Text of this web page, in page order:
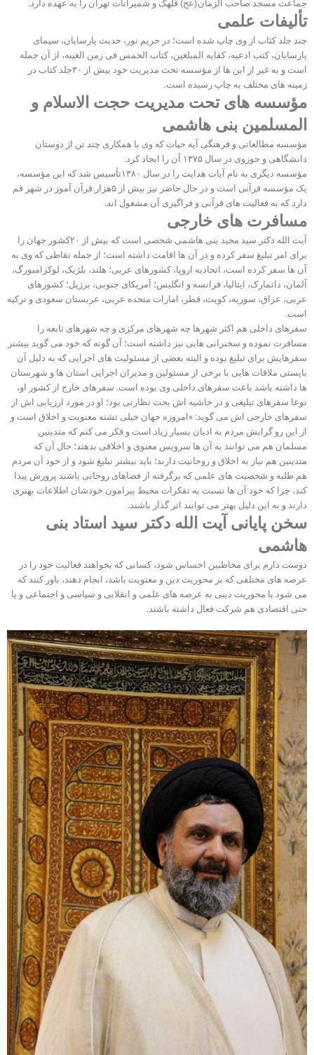
جماعت مسجد صاحب الزمان(عج) قلهک و شمیرانات تهران را به عهده دارد.
تألیفات علمی
چند جلد کتاب از وی چاپ شده است؛ در حریم نور، حدیث پارسایان، سیمای
پارسایان، کتب ادعیه، کفایه المبلغین، کتاب الخمس فی زمن الغیبه، از آن جمله
است و به غیر از این ها از مؤسسه تحت مدیریت خود بیش از ۳۰جلد کتاب در
زمینه های مختلف به چاپ رسیده است.
مؤسسه های تحت مدیریت حجت الاسلام و
المسلمین بنی هاشمی
مؤسسه مطالعاتی و فرهنگی آیه حیات که وی با همکاری چند تن از دوستان
دانشگاهی و حوزوی در سال ۱۳۷۵ آن را ایجاد کرد.
مؤسسه دیگری به نام آیات هدایت را در سال ۱۳۸۰تأسیس شد که این مؤسسه،
یک مؤسسه قرآنی است و در حال حاضر نیز بیش از ۵هزار قرآن آموز در شهر قم
دارد که به فعالیت های قرآنی و فراگیری آن مشغول اند.
مسافرت های خارجی
آیت الله دکتر سید مجید بنی هاشمی شخصی است که بیش از ۲۰کشور جهان را
برای امر تبلیغ سفر کرده و در آن ها اقامت داشته است؛ از جمله نقاطی که وی به
آن ها سفر کرده است، اتحادیه اروپا، کشورهای عربی؛ هلند، بلژیک، لوکزامبورگ،
آلمان، دانمارک، ایتالیا، فرانسه و انگلیس؛ آمریکای جنوبی، برزیل؛ کشورهای
عربی، عراق، سوریه، کویت، قطر، امارات متحده عربی، عربستان سعودی و ترکیه
است.
سفرهای داخلی هم اکثر شهرها چه شهرهای مرکزی و چه شهرهای تابعه را
مسافرت نموده و سخنرانی هایی نیز داشته است؛ آن گونه که خود می گوید بیشتر
سفرهایش برای تبلیغ بوده و البته بعضی از مسئولیت های اجرایی که به دلیل آن
بایستی ملاقات هایی با برخی از مسئولین و مدیران اجرایی استان ها و شهرستان
ها داشته باشد باعث سفرهای داخلی وی بوده است. سفرهای خارج از کشور او،
نوعا سفرهای تبلیغی و در حاشیه اش بحث نظارتی بود؛ او در مورد ارزیابی اش از
سفرهای خارجی اش می گوید: «امروزه جهان خیلی تشنه معنویت و اخلاق است و
از این رو گرایش مردم به ادیان بسیار زیاد است و فکر می کنم که متدینین
مسلمان هم می توانند به آن ها سرویس معنوی و اخلاقی بدهند؛ حال آن که
متدینین هم نیاز به اخلاق و روحانیت دارند؛ باید بیشتر تبلیغ شود و از خود آن مردم
هم طلبه و شخصیت های علمی که برگرفته از فضاهای روحانی باشند پرورش پیدا
کند، چرا که خود آن ها نسبت به تفکرات محیط پیرامون خودشان اطلاعات بهتری
دارند و به این دلیل بهتر می توانند اثر گذار باشند.
سخن پایانی آیت الله دکتر سید استاد بنی
هاشمی
دوست دارم برای مخاطبین احساس شود، کسانی که بخواهند فعالیت خود را در
عرصه های مختلفی که بر محوریت دین و معنویت باشد، انجام دهند، باور کنند که
می شود با محوریت دینی به عرصه های علمی و انقلابی و سیاسی و اجتماعی و یا
حتی اقتصادی هم شرکت فعال داشته باشند.